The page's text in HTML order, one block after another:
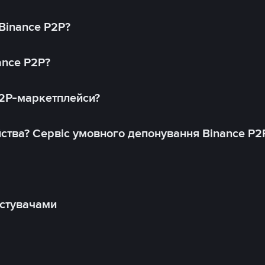
P2P?
P2P?
маркетплейси?
Сервіс умовного депонування Binance